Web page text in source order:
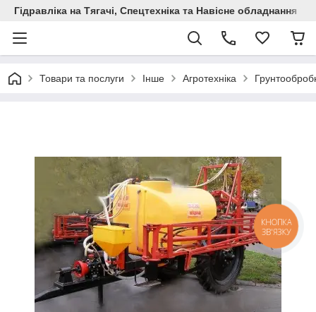
Гідравліка на Тягачі, Спецтехніка та Навісне обладнання
Товари та послуги Інше Агротехніка
КНОПКА
ЗВ'ЯЗКУ